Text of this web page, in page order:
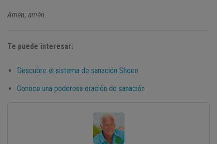
Amén, amén.
Te puede interesar:
Descubre el sistema de sanación Shoen
Conoce una poderosa oración de sanación